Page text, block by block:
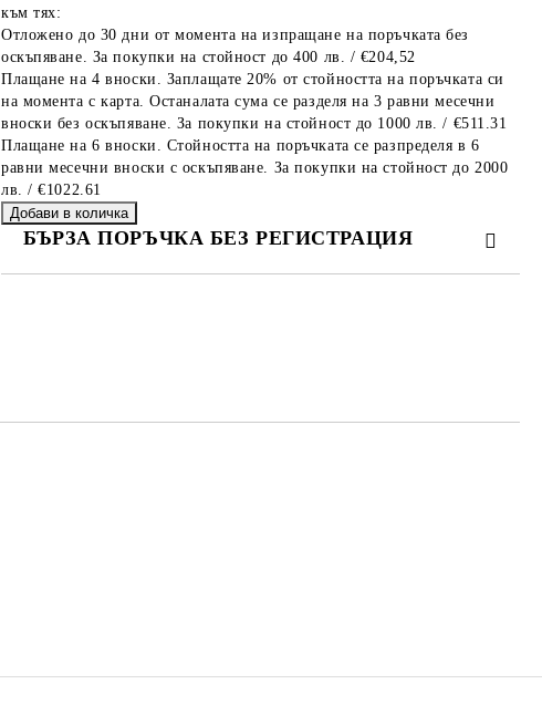
към тях:
Отложено до 30 дни от момента на изпращане на поръчката без
оскъпяване. За покупки на стойност до 400 лв. / €204,52
Плащане на 4 вноски. Заплащате 20% от стойността на поръчката си
на момента с карта. Останалата сума се разделя на 3 равни месечни
вноски без оскъпяване. За покупки на стойност до 1000 лв. / €511.31
Плащане на 6 вноски. Стойността на поръчката се разпределя в 6
равни месечни вноски с оскъпяване. За покупки на стойност до 2000
лв. / €1022.61
БЪРЗА ПОРЪЧКА БЕЗ РЕГИСТРАЦИЯ